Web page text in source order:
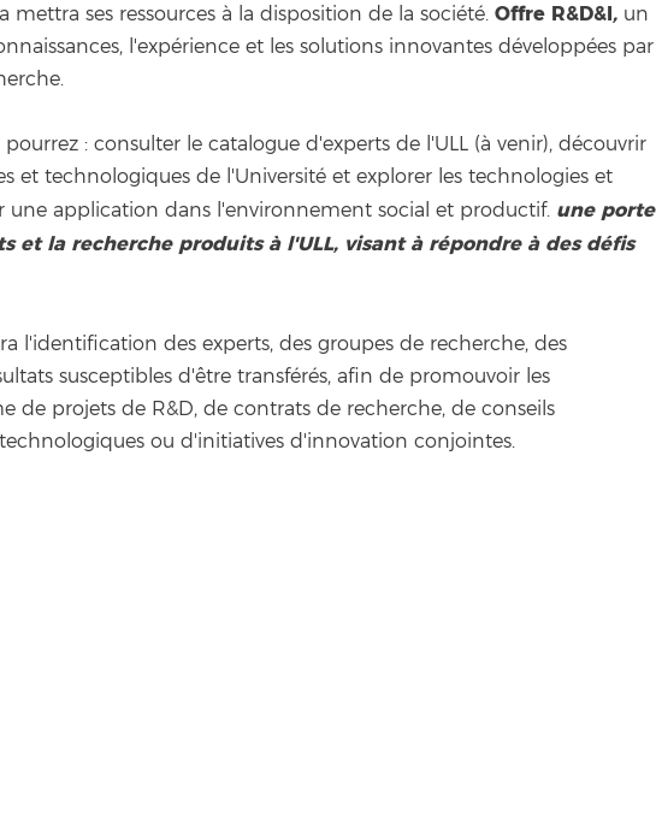
mettra ses ressources à la disposition de la société. Offre R&D&I, un
l'expérience et les solutions innovantes développées par
: consulter le catalogue d'experts de l'ULL (à venir), découvrir
et technologiques de l'Université et explorer les technologies et
une application dans l'environnement social et productif. une porte
et la recherche produits à l'ULL, visant à répondre à des défis
l'identification des experts, des groupes de recherche, des
susceptibles d'être transférés, afin de promouvoir les
de projets de R&D, de contrats de recherche, de conseils
ou d'initiatives d'innovation conjointes.